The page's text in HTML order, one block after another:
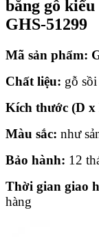
bằng gỗ
GHS-51299
Mã sản phẩm:
Chất liệu: gỗ
Kích thước (D x
Màu sắc: như
Bảo hành: 12
Thời gian giao
hàng